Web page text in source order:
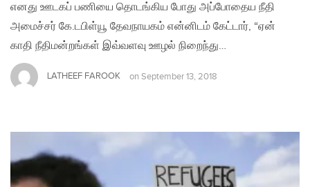
எனது ஊடகப் பணியை தொடங்கிய போது அப்போதைய நீதி
அமைச்சர் கே.டபிள்யூ தேவநாயகம் என்னிடம் கேட்டார், “ஏன்
காதி நீதிமன்றங்கள் இவ்வளவு ஊழல் நிறைந்து…
LATHEEF FAROOK on September 13, 2018